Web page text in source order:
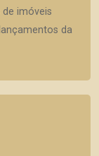
imóveis
da